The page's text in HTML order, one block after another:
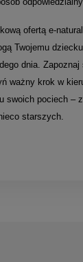
ofertą e-
Twojemu
dnia.
ważny krok w
swoich pociech –
starszych.